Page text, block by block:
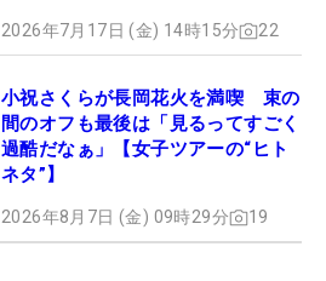
2026年7月17日 (金) 14時15分 22
小祝さくらが長岡花火を満喫 束の
間のオフも最後は「見るってすごく
過酷だなぁ」【女子ツアーの“ヒト
ネタ”】
2026年8月7日 (金) 09時29分 19